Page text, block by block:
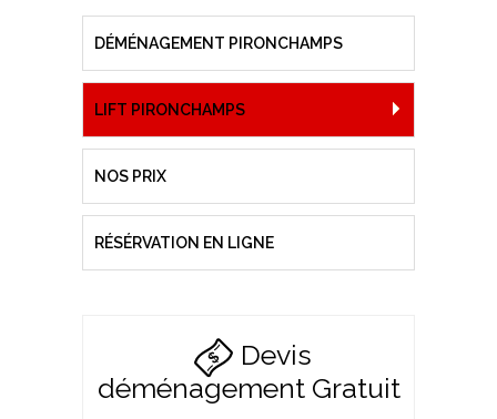
DÉMÉNAGEMENT PIRONCHAMPS
LIFT PIRONCHAMPS
NOS PRIX
RÉSÉRVATION EN LIGNE
Devis
déménagement Gratuit